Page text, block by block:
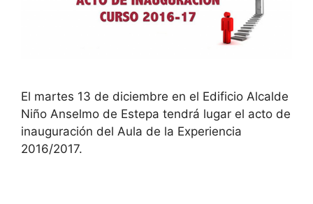
El martes 13 de diciembre en el Edificio Alcalde
Niño Anselmo de Estepa tendrá lugar el acto de
inauguración del Aula de la Experiencia
2016/2017.